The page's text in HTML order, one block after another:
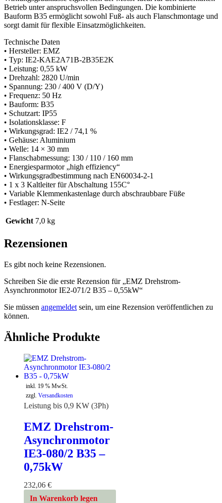
Betrieb unter anspruchsvollen Bedingungen. Die kombinierte
Bauform B35 ermöglicht sowohl Fuß- als auch Flanschmontage und
sorgt damit für flexible Einsatzmöglichkeiten.
Technische Daten
• Hersteller: EMZ
• Typ: IE2-KAE2A71B-2B35E2K
• Leistung: 0,55 kW
• Drehzahl: 2820 U/min
• Spannung: 230 / 400 V (D/Y)
• Frequenz: 50 Hz
• Bauform: B35
• Schutzart: IP55
• Isolationsklasse: F
• Wirkungsgrad: IE2 / 74,1 %
• Gehäuse: Aluminium
• Welle: 14 × 30 mm
• Flanschabmessung: 130 / 110 / 160 mm
• Energiesparmotor „high effiziency“
• Wirkungsgradbestimmung nach EN60034-2-1
• 1 x 3 Kaltleiter für Abschaltung 155C°
• Variable Klemmenkastenlage durch abschraubbare Füße
• Festlager: N-Seite
Gewicht 7,0 kg
Rezensionen
Es gibt noch keine Rezensionen.
Schreiben Sie die erste Rezension für „EMZ Drehstrom-
Asynchronmotor IE2-071/2 B35 – 0,55kW“
Sie müssen angemeldet sein, um eine Rezension veröffentlichen zu
können.
Ähnliche Produkte
inkl. 19 % MwSt.
zzgl. Versandkosten
Leistung bis 0,9 KW (3Ph)
EMZ Drehstrom-
Asynchronmotor
IE3-080/2 B35 –
0,75kW
232,06 €
In Warenkorb legen